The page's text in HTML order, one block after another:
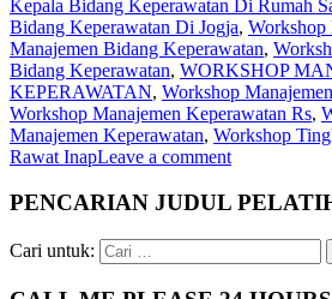
Kepala Bidang Keperawatan Di Rumah
Bidang Keperawatan Di Jogja, Workshop
Manajemen Bidang Keperawatan,
Bidang Keperawatan, WORKSHOP
KEPERAWATAN, Workshop
Workshop Manajemen Keperawatan Rs,
Manajemen Keperawatan, Workshop
Rawat InapLeave a comment
PENCARIAN JUDUL
Cari untuk: